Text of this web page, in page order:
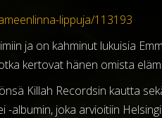
lippuja/113193
ja on kahminut lukuisia
kertovat hänen omista
Killah Recordsin kautta
-albumin, joka arvioitiin